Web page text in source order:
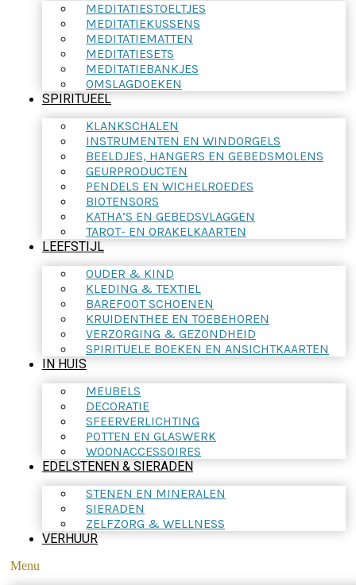
MEDITATIESTOELTJES
MEDITATIEKUSSENS
MEDITATIEMATTEN
MEDITATIESETS
MEDITATIEBANKJES
OMSLAGDOEKEN
SPIRITUEEL
KLANKSCHALEN
INSTRUMENTEN EN WINDORGELS
BEELDJES, HANGERS EN GEBEDSMOLENS
GEURPRODUCTEN
PENDELS EN WICHELROEDES
BIOTENSORS
KATHA’S EN GEBEDSVLAGGEN
TAROT- EN ORAKELKAARTEN
LEEFSTIJL
OUDER & KIND
KLEDING & TEXTIEL
BAREFOOT SCHOENEN
KRUIDENTHEE EN TOEBEHOREN
VERZORGING & GEZONDHEID
SPIRITUELE BOEKEN EN ANSICHTKAARTEN
IN HUIS
MEUBELS
DECORATIE
SFEERVERLICHTING
POTTEN EN GLASWERK
WOONACCESSOIRES
EDELSTENEN & SIERADEN
STENEN EN MINERALEN
SIERADEN
ZELFZORG & WELLNESS
VERHUUR
Menu